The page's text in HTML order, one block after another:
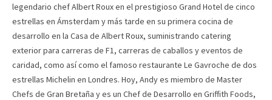
legendario chef Albert Roux en el prestigioso Grand Hotel de cinco
estrellas en Ámsterdam y más tarde en su primera cocina de
desarrollo en la Casa de Albert Roux, suministrando catering
exterior para carreras de F1, carreras de caballos y eventos de
caridad, como así como el famoso restaurante Le Gavroche de dos
estrellas Michelin en Londres. Hoy, Andy es miembro de Master
Chefs de Gran Bretaña y es un Chef de Desarrollo en Griffith Foods,